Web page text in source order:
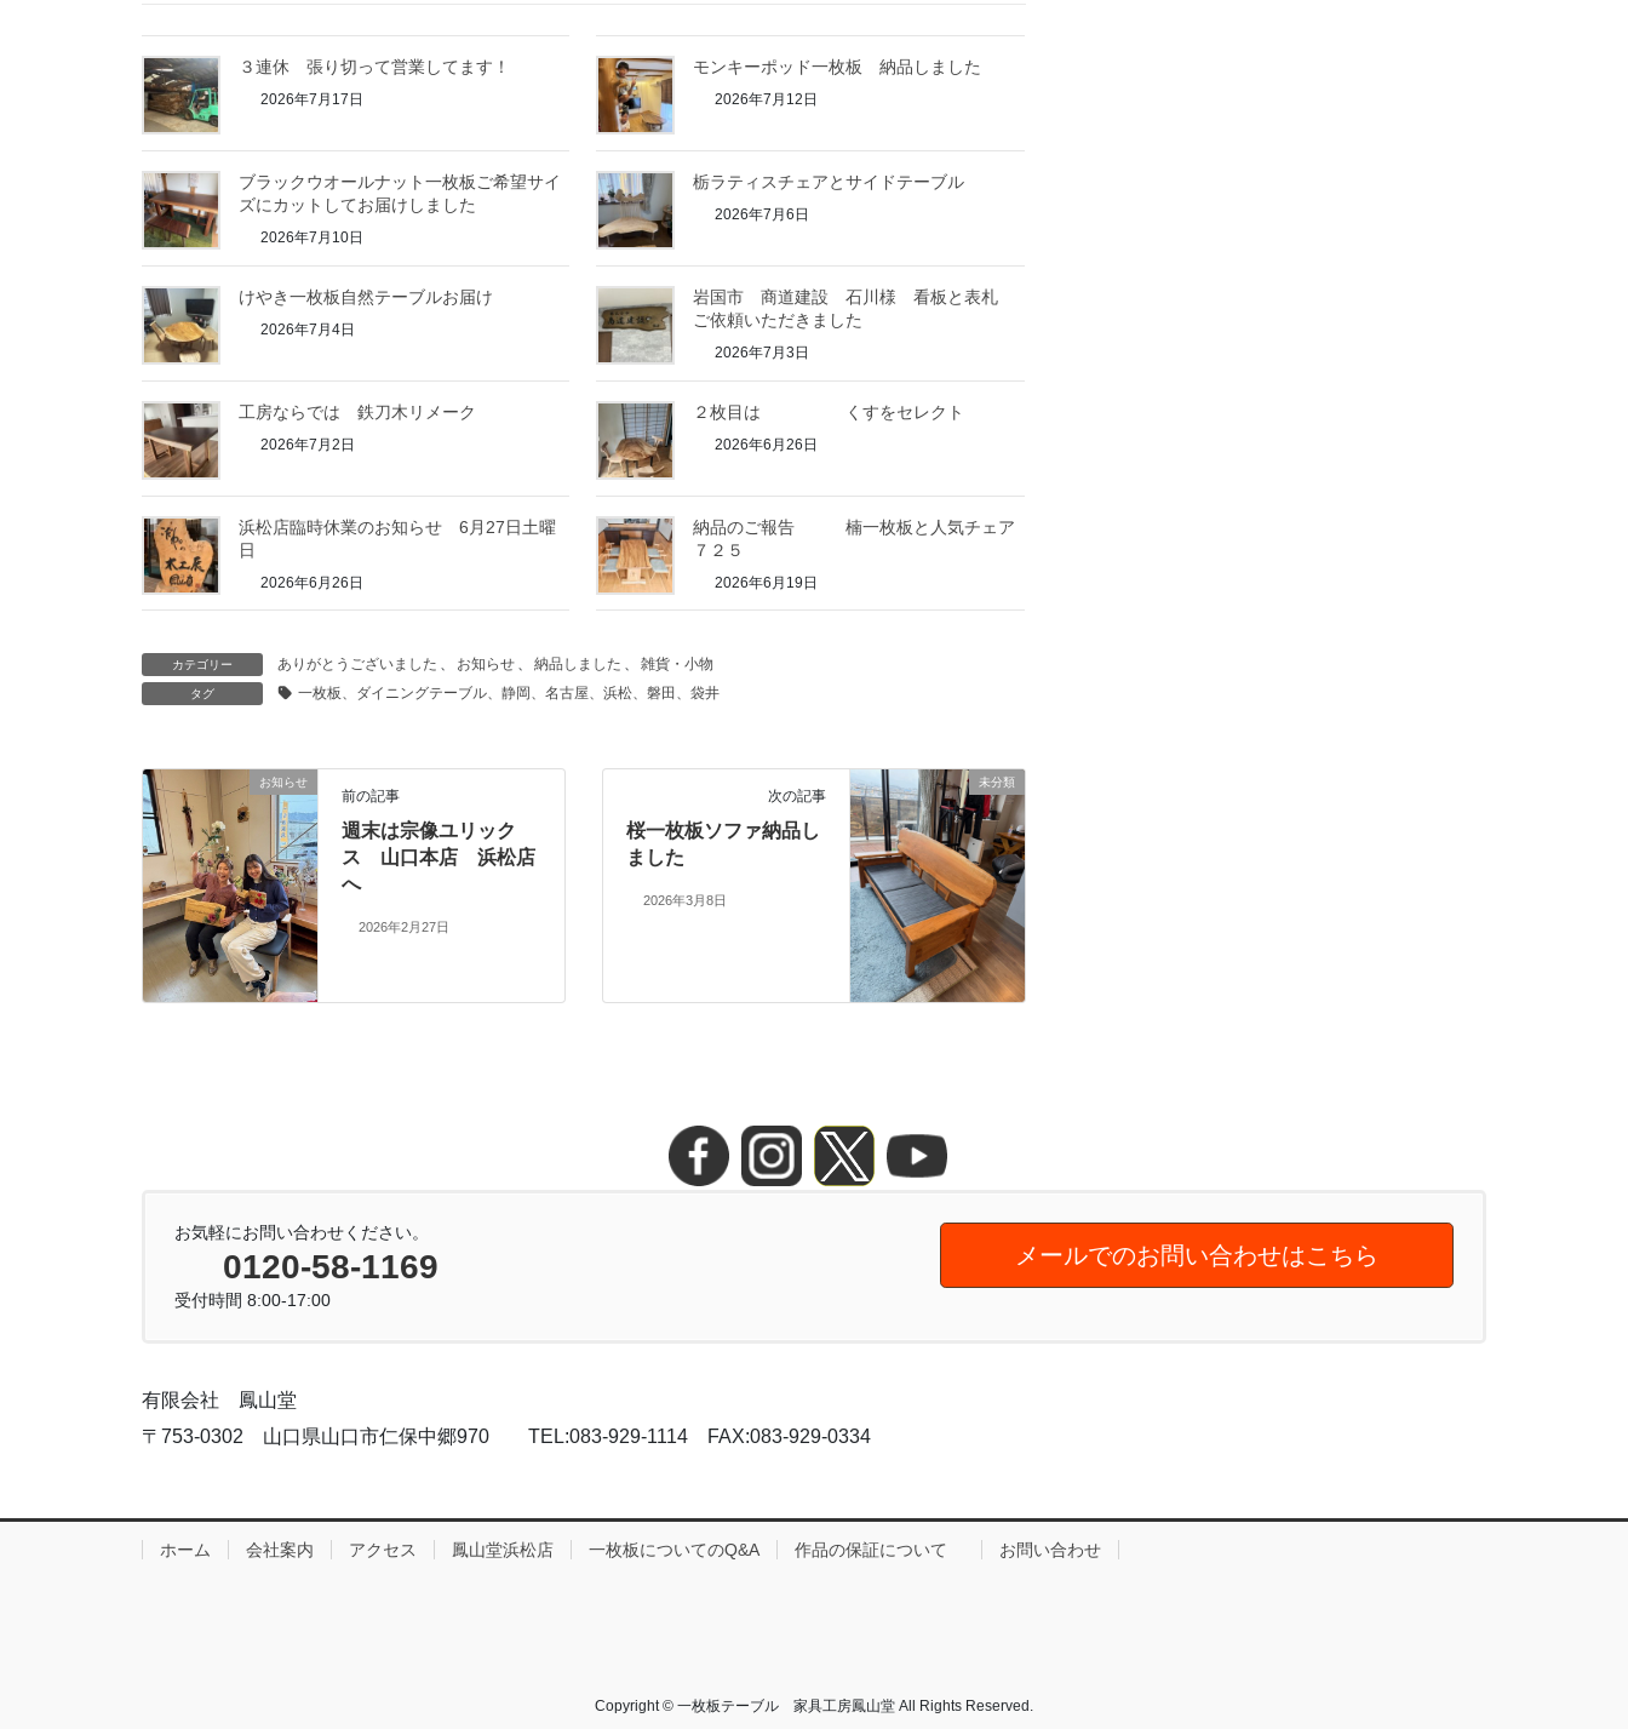
３連休 張り切って営業してます！
2026年7月17日
モンキーポッド一枚板 納品しました
2026年7月12日
ブラックウオールナット一枚板ご希望サイ
ズにカットしてお届けしました
2026年7月10日
栃ラティスチェアとサイドテーブル
2026年7月6日
けやき一枚板自然テーブルお届け
2026年7月4日
岩国市 商道建設 石川様 看板と表札
ご依頼いただきました
2026年7月3日
工房ならでは 鉄刀木リメーク
2026年7月2日
２枚目は くすをセレクト
2026年6月26日
浜松店臨時休業のお知らせ 6月27日土曜
日
2026年6月26日
納品のご報告 楠一枚板と人気チェア
７２５
2026年6月19日
カテゴリー ありがとうございました 、 お知らせ 、 納品しました 、 雑貨・小物
タグ 一枚板、ダイニングテーブル、静岡、名古屋、浜松、磐田、袋井
お知らせ
前の記事
週末は宗像ユリック
ス 山口本店 浜松店
へ
2026年2月27日
未分類
次の記事
桜一枚板ソファ納品し
ました
2026年3月8日
お気軽にお問い合わせください。
0120-58-1169
受付時間 8:00-17:00
メールでのお問い合わせはこちら
有限会社 鳳山堂
〒753-0302 山口県山口市仁保中郷970 TEL:083-929-1114 FAX:083-929-0334
ホーム 会社案内 アクセス 鳳山堂浜松店 一枚板についてのQ&A 作品の保証について お問い合わせ
Copyright © 一枚板テーブル 家具工房鳳山堂 All Rights Reserved.